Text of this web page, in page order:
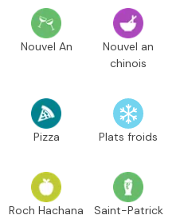
Nouvel An
Nouvel an
chinois
Pizza Plats froids
Roch Hachana Saint-Patrick